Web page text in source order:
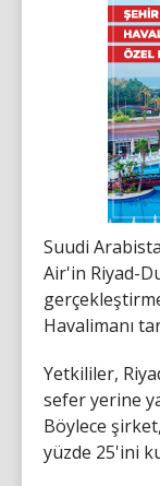
Suudi
Air'in Riyad-
Havalimanı
Yetkililer,
sefer yerine
Böylece
yüzde 25'ini